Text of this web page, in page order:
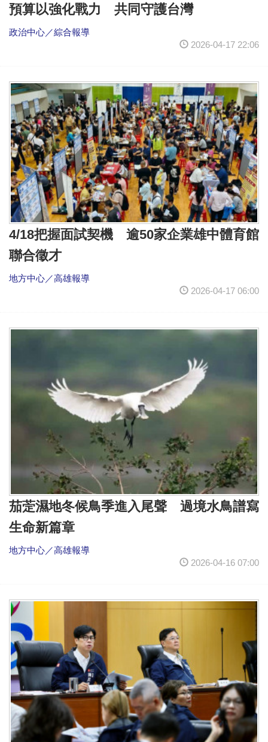
預算以強化戰力 共同守護台灣
政治中心／綜合報導
2026-04-17 22:06
4/18把握面試契機 逾50家企業雄中體育館
聯合徵才
地方中心／高雄報導
2026-04-17 06:00
茄萣濕地冬候鳥季進入尾聲 過境水鳥譜寫
生命新篇章
地方中心／高雄報導
2026-04-16 07:00